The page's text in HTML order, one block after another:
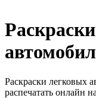
Раскраски легковых
распечатать онлайн